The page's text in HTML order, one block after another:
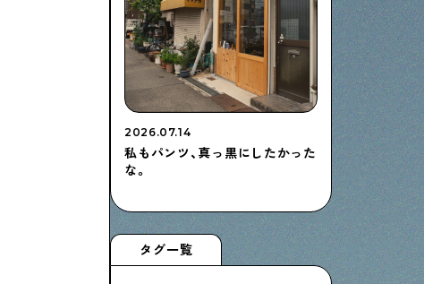
2026.07.14
私もパンツ、真っ黒にしたかった
な。
タグ一覧